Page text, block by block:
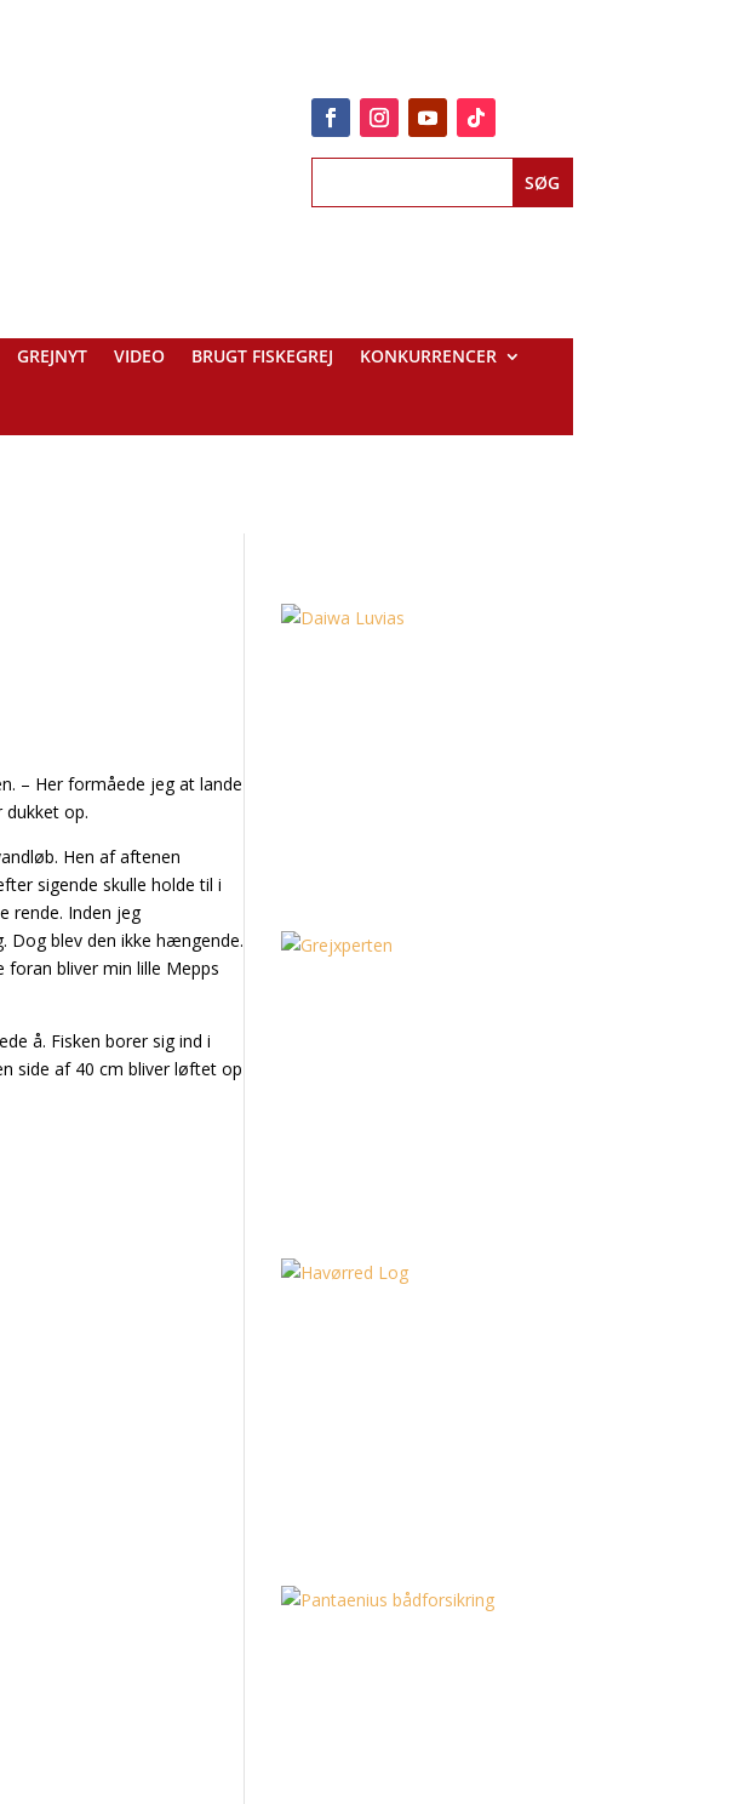
GREJNYT VIDEO BRUGT FISKEGREJ
KONKURRENCER
– Her formåede jeg at lande
op.
Hen af aftenen
sigende skulle holde til i
rende. Inden jeg
blev den ikke hængende.
bliver min lille Mepps
å. Fisken borer sig ind i
side af 40 cm bliver løftet op